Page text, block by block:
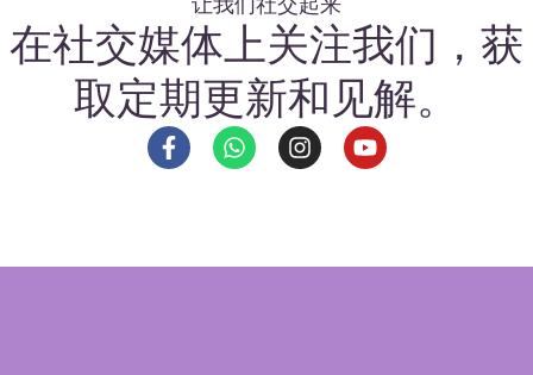
在社交媒体上关注我们，获
取定期更新和见解。